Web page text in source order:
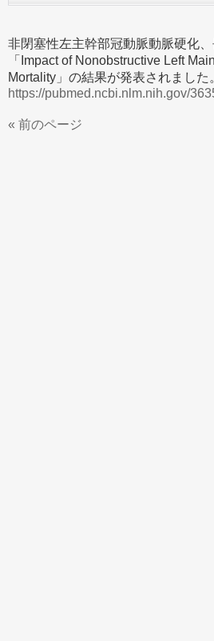
非閉塞性左主幹部冠動脈動脈硬化
「Impact of Nonobstructive Left
Mortality」の結果が発表されました
https://pubmed.ncbi.nlm.nih.gov/
« 前のページ